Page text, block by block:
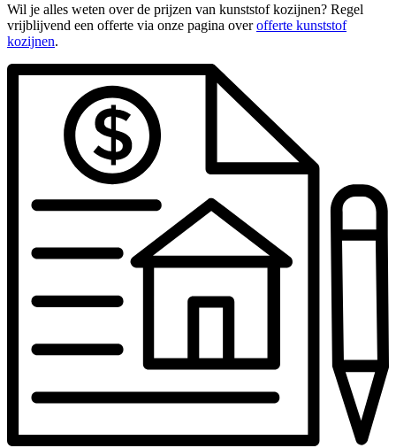
Wil je alles weten over de prijzen van kunststof kozijnen? Regel
vrijblijvend een offerte via onze pagina overofferte kunststof
kozijnen.